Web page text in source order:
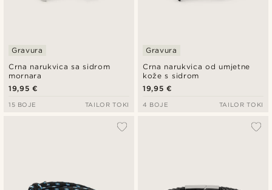
Crna narukvica sa sidrom
mornara
Gravura
19,95 €
15 BOJE TAILOR TOKI
Crna narukvica od umjetne
kože s sidrom
Gravura
19,95 €
4 BOJE TAILOR TOKI